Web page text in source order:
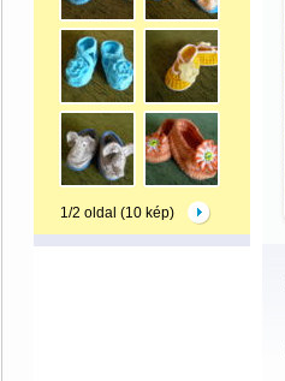
1/2 oldal (10 kép)